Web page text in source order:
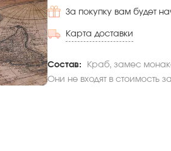
За покупку вам будет
Карта доставки
Состав:
Краб, замес
Они не входят в стоимость